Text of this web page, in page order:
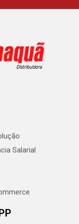
Salarial